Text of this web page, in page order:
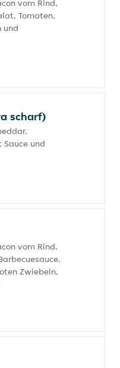
vom Rind,
Tomaten,
und
scharf)
Sauce und
vom Rind,
Zwiebeln,